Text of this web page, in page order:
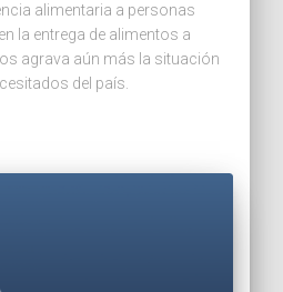
alimentaria a personas
la entrega de alimentos a
agrava aún más la situación
del país.